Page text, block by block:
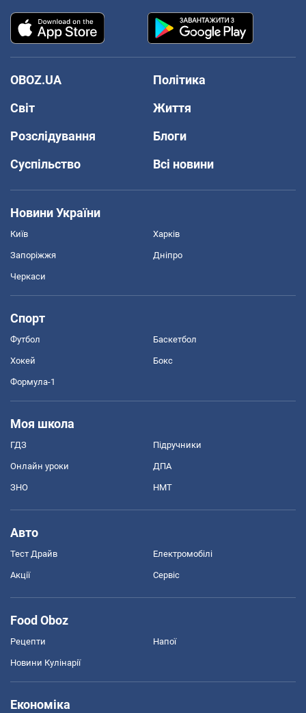
OBOZ.UA
Політика
Світ
Життя
Розслідування
Блоги
Суспільство
Всі новини
Новини України
Київ Харків
Запоріжжя Дніпро
Черкаси
Спорт
Футбол Баскетбол
Хокей Бокс
Формула-1
Моя школа
ГДЗ Підручники
Онлайн уроки ДПА
ЗНО НМТ
Авто
Тест Драйв Електромобілі
Акції Сервіс
Food Oboz
Рецепти Напої
Новини Кулінарії
Економіка